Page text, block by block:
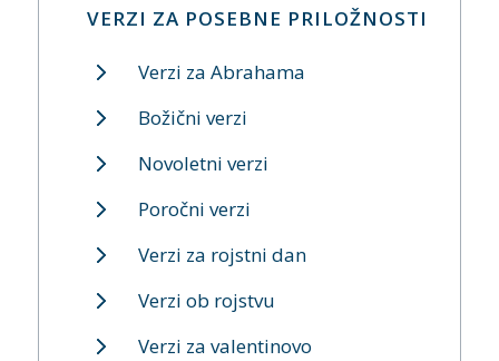
VERZI ZA POSEBNE PRILOŽNOSTI
Verzi za Abrahama
Božični verzi
Novoletni verzi
Poročni verzi
Verzi za rojstni dan
Verzi ob rojstvu
Verzi za valentinovo